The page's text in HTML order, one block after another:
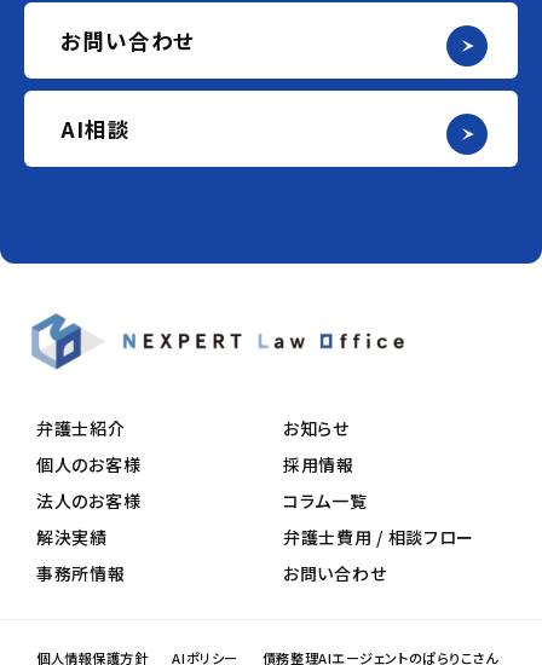
お問い合わせ
AI相談
弁護士紹介
個人のお客様
法人のお客様
解決実績
事務所情報
お知らせ
採用情報
コラム一覧
弁護士費用 / 相談フロー
お問い合わせ
個人情報保護方針 AIポリシー 債務整理AIエージェントのぱらりこさん